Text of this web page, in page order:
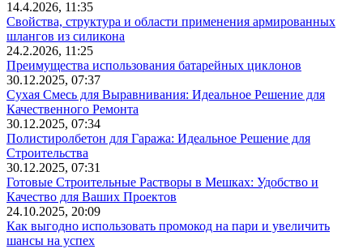
14.4.2026, 11:35
Свойства, структура и области применения армированных
шлангов из силикона
24.2.2026, 11:25
Преимущества использования батарейных циклонов
30.12.2025, 07:37
Сухая Смесь для Выравнивания: Идеальное Решение для
Качественного Ремонта
30.12.2025, 07:34
Полистиролбетон для Гаража: Идеальное Решение для
Строительства
30.12.2025, 07:31
Готовые Строительные Растворы в Мешках: Удобство и
Качество для Ваших Проектов
24.10.2025, 20:09
Как выгодно использовать промокод на пари и увеличить
шансы на успех